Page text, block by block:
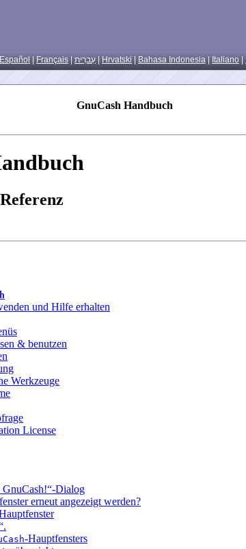
Español Français |עִברִית Hrvatski Bahasa Indonesia Italiano